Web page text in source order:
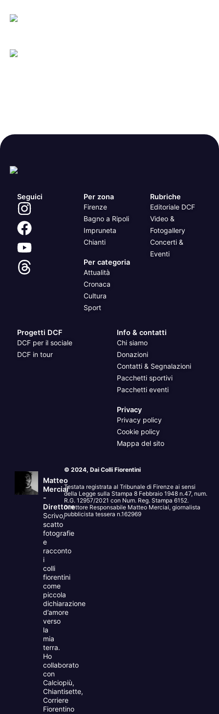
Seguici Per zona
Firenze
Bagno a Ripoli
Impruneta
Chianti
Per categoria
Attualità
Cronaca
Cultura
Sport
Rubriche
Editoriale DCF
Video &
Fotogallery
Concerti &
Eventi
Progetti DCF
DCF per il sociale
DCF in tour
Info & contatti
Chi siamo
Donazioni
Contatti & Segnalazioni
Pacchetti sportivi
Pacchetti eventi
Privacy
Privacy policy
Cookie policy
Mappa del sito
Matteo
Merciai
-
Direttore
Scrivo,
scatto
fotografie
e
racconto
i
colli
fiorentini
come
piccola
dichiarazione
d’amore
verso
la
mia
terra.
Ho
collaborato
con
Calciopiù,
Chiantisette,
Corriere
Fiorentino
© 2024, Dai Colli Fiorentini
Testata registrata al Tribunale di Firenze ai sensi
della Legge sulla Stampa 8 Febbraio 1948 n.47, num.
R.G. 12957/2021 con Num. Reg. Stampa 6152.
Direttore Responsabile Matteo Merciai, giornalista
pubblicista tessera n.162969